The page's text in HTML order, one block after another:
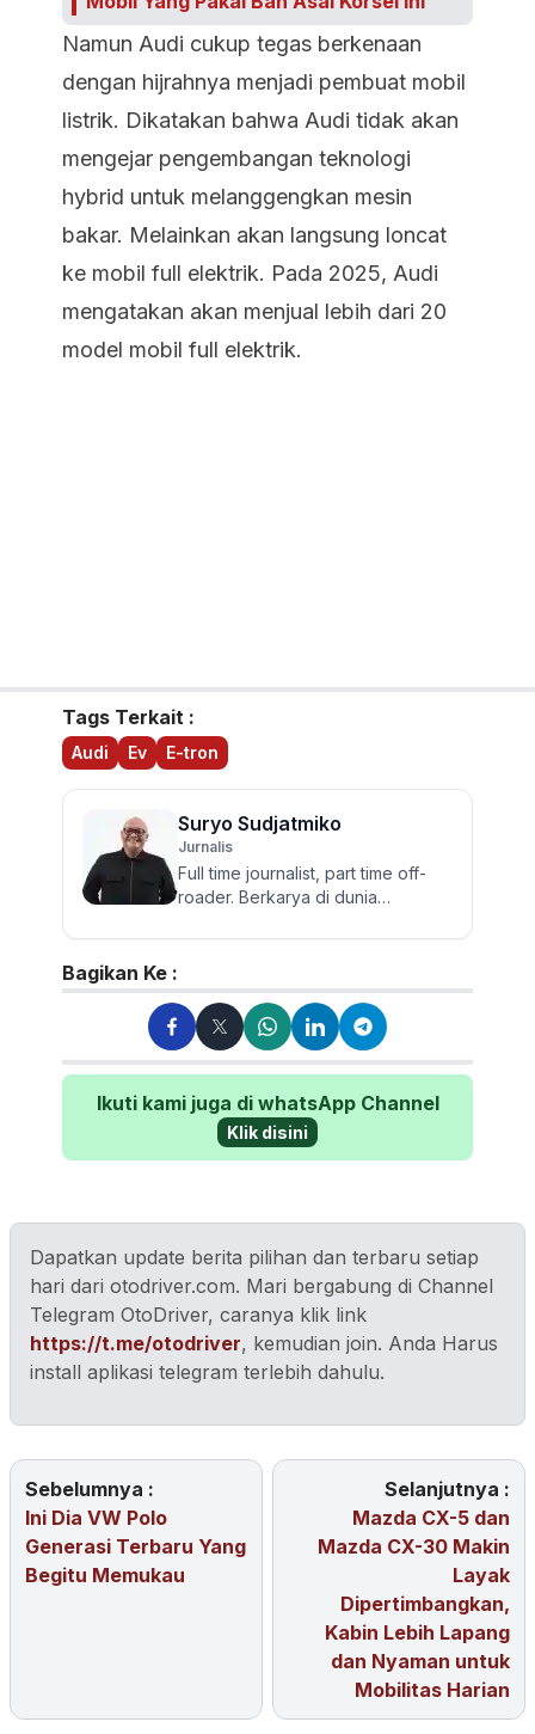
Namun Audi cukup tegas berkenaan
dengan hijrahnya menjadi pembuat mobil
listrik. Dikatakan bahwa Audi tidak akan
mengejar pengembangan teknologi
hybrid untuk melanggengkan mesin
bakar. Melainkan akan langsung loncat
ke mobil full elektrik. Pada 2025, Audi
mengatakan akan menjual lebih dari 20
model mobil full elektrik.
Tags Terkait :
Audi Ev E-tron
Suryo Sudjatmiko
Jurnalis
Full time journalist, part time off-
roader. Berkarya di dunia
Lulusan Sastra UGM ini te...
Bagikan Ke :
Ikuti kami juga di whatsApp Channel
Klik disini
Dapatkan update berita pilihan dan terbaru setiap
hari dari otodriver.com. Mari bergabung di Channel
Telegram OtoDriver, caranya klik link
https://t.me/otodriver, kemudian join. Anda Harus
install aplikasi telegram terlebih dahulu.
Sebelumnya :
Ini Dia VW Polo
Generasi Terbaru Yang
Begitu Memukau
Selanjutnya :
Mazda CX-5 dan
Mazda CX-30 Makin
Layak
Dipertimbangkan,
Kabin Lebih Lapang
dan Nyaman untuk
Mobilitas Harian